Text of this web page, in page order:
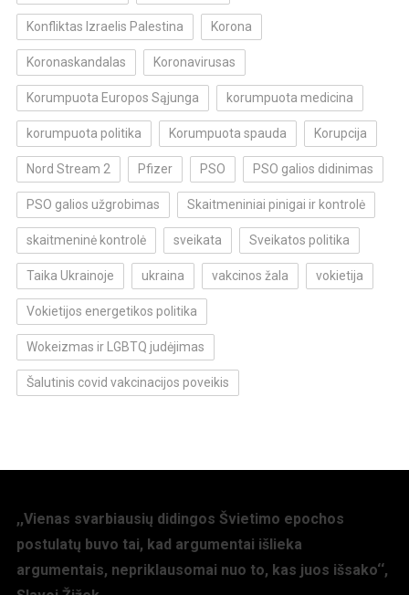
Konfliktas Izraelis Palestina Korona
Koronaskandalas Koronavirusas
Korumpuota Europos Sąjunga korumpuota medicina
korumpuota politika Korumpuota spauda Korupcija
Nord Stream 2 Pfizer PSO PSO galios didinimas
PSO galios užgrobimas Skaitmeniniai pinigai ir kontrolė
skaitmeninė kontrolė sveikata Sveikatos politika
Taika Ukrainoje ukraina vakcinos žala vokietija
Vokietijos energetikos politika
Wokeizmas ir LGBTQ judėjimas
Šalutinis covid vakcinacijos poveikis
,,Vienas svarbiausių didingos Švietimo epochos
postulatų buvo tai, kad argumentai išlieka
argumentais, nepriklausomai nuo to, kas juos išsako‘‘,